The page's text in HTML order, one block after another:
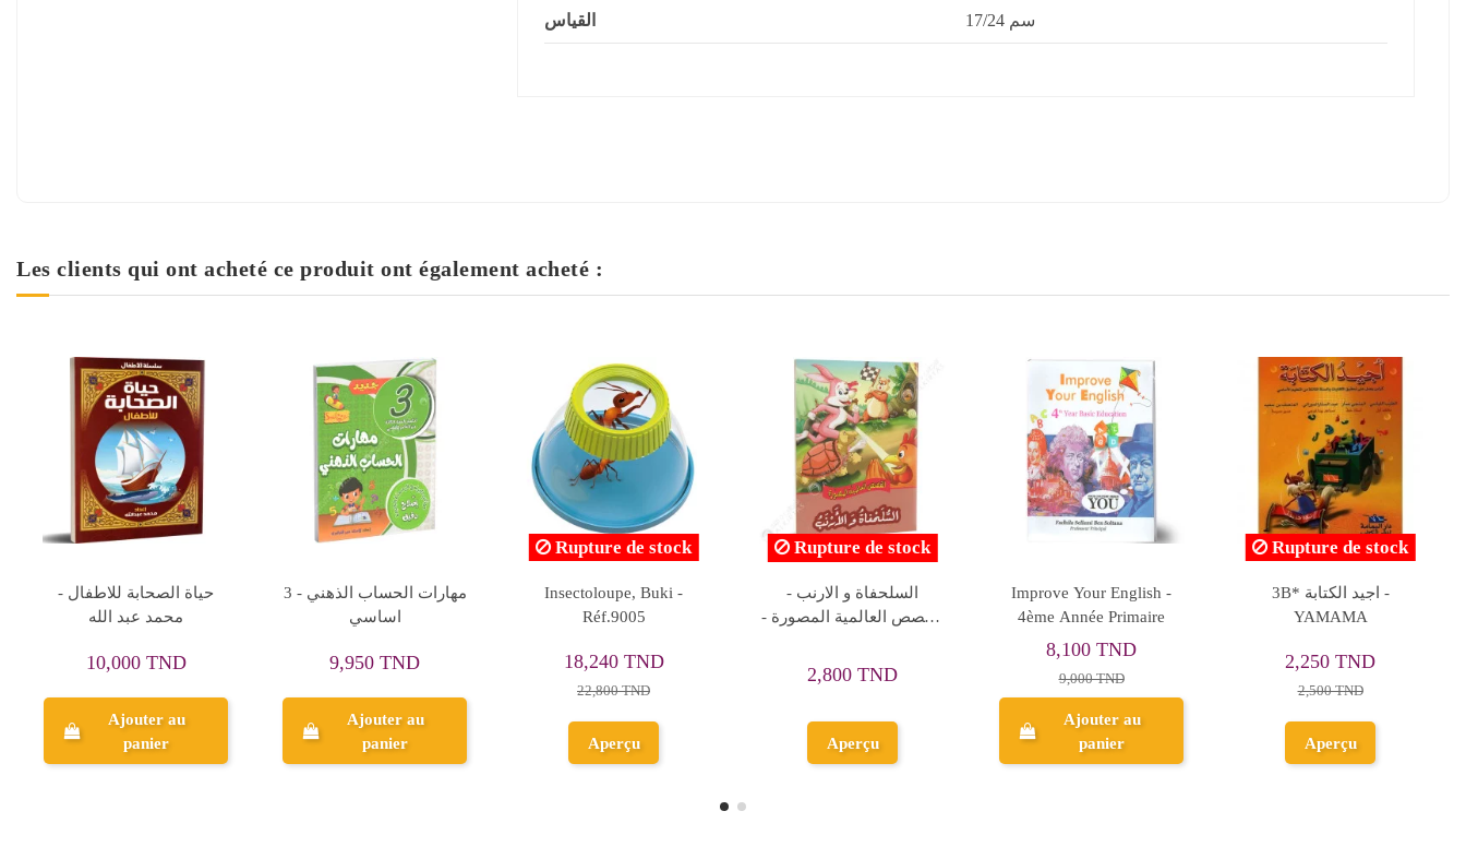
القياس 17/24 سم
Les clients qui ont acheté ce produit ont également acheté :
Rupture de stock
Insectoloupe, Buki -
Réf.9005
18,240 TND
Aperçu
Rupture de stock
السلحفاة و الارنب -
القصص العالمية المصورة -
2,800 TND
Aperçu
Improve Your English -
4ème Année Primaire
Ajouter au
panier
Rupture de stock
3B* اجيد الكتابة -
YAMAMA
Aperçu
جسر النجاح - الثلاثي الثاني
- 5 اساسي
10,755 TND
11,950 TND
Ajouter au
panier
Let's Go 5th Edition
Student Book Level 2
51,500 TND
Ajouter au
panier